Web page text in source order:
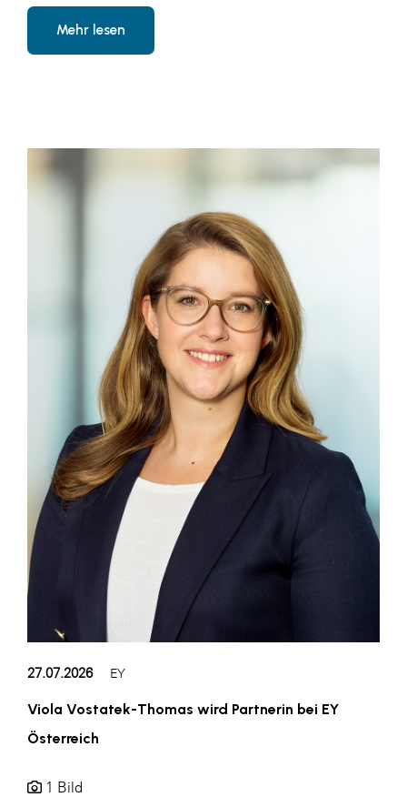
Mehr lesen
27.07.2026 EY
Viola Vostatek-Thomas wird Partnerin bei EY
Österreich
1 Bild